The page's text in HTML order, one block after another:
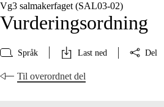
Vg3 salmakerfaget (SAL03‑02)
Vurderingsordning
Språk Last ned Del
Til overordnet del